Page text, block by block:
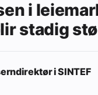
i
stadig
i SINTEF